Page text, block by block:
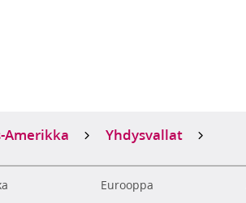
Amerikka Yhdysvallat
Eurooppa